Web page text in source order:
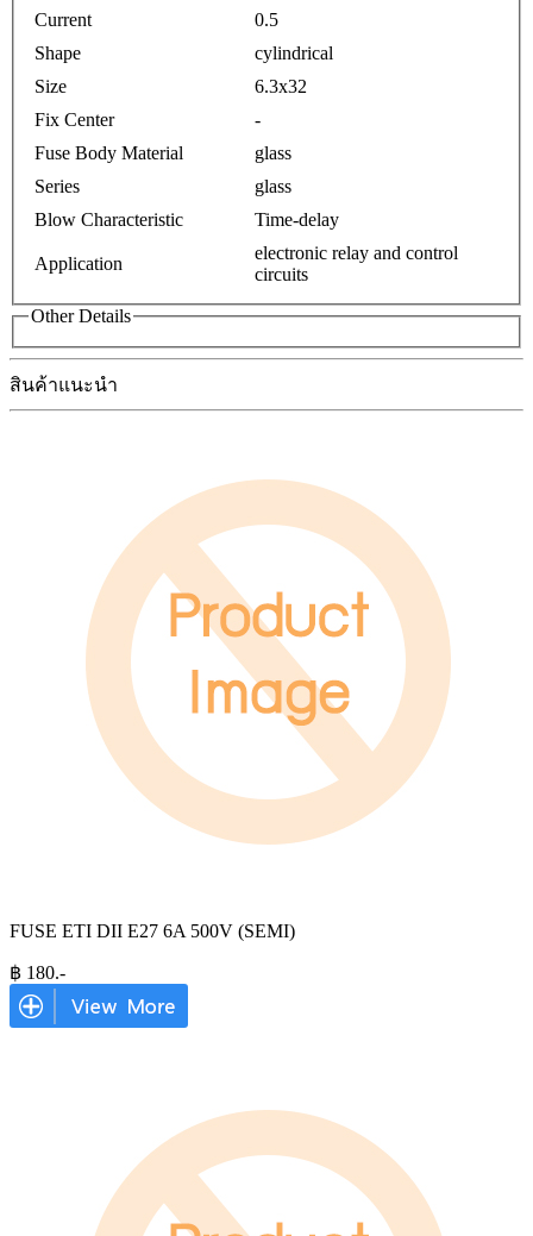
Current
0.5
Shape
cylindrical
Size
6.3x32
Fix Center
-
Fuse Body Material
glass
Series
glass
Blow Characteristic
Time-delay
Application
electronic relay and control
circuits
Other Details
สินค้าแนะนำ
FUSE ETI DII E27 6A 500V (SEMI)
฿ 180.-